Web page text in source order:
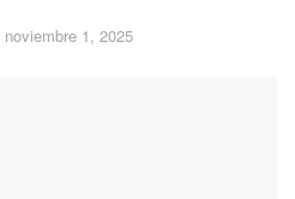
noviembre 1, 2025